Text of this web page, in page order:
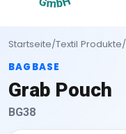
Startseite/Textil Produkte/
BAGBASE
Grab Pouch
BG38